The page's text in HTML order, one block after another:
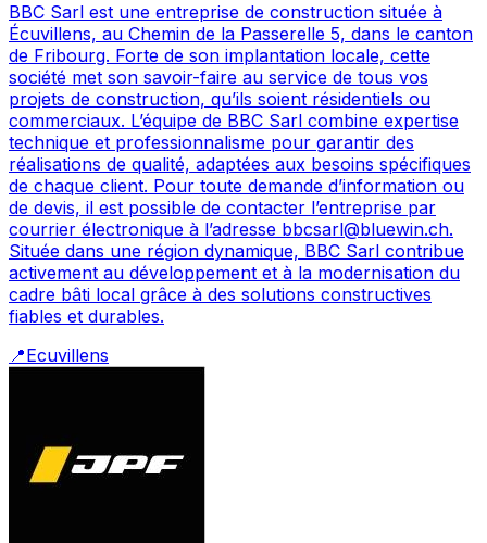
BBC Sarl est une entreprise de construction située à
Écuvillens, au Chemin de la Passerelle 5, dans le canton
de Fribourg. Forte de son implantation locale, cette
société met son savoir-faire au service de tous vos
projets de construction, qu’ils soient résidentiels ou
commerciaux. L’équipe de BBC Sarl combine expertise
technique et professionnalisme pour garantir des
réalisations de qualité, adaptées aux besoins spécifiques
de chaque client. Pour toute demande d’information ou
de devis, il est possible de contacter l’entreprise par
courrier électronique à l’adresse bbcsarl@bluewin.ch.
Située dans une région dynamique, BBC Sarl contribue
activement au développement et à la modernisation du
cadre bâti local grâce à des solutions constructives
fiables et durables.
📍Ecuvillens